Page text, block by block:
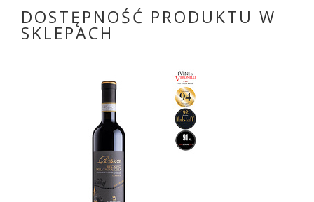
DOSTĘPNOŚĆ PRODUKTU W
SKLEPACH